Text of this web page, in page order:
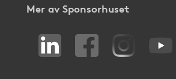
Mer av Sponsorhuset